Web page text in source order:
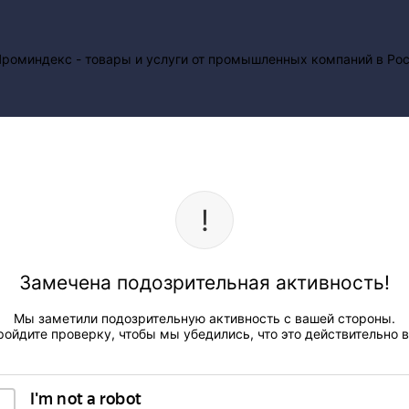
Замечена подозрительная активность!
Мы заметили подозрительную активность с вашей стороны.
проверку, чтобы мы убедились, что это действительно